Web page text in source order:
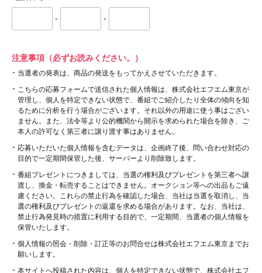
- -
注意事項（必ずお読みください。）
当選者の発表は、商品の発送をもってかえさせていただきます。
こちらの応募フォームで送信された個人情報は、株式会社エフエム東京が
管理し、個人を特定できない状態で、番組でご紹介したり全体の傾向を知
るために分析を行う場合がございます。それ以外の用途に使う事はござい
ません。また、法令等より公的機関から開示を求められた場合を除き、ご
本人の許可なく第三者に譲り渡す事はありません。
応募いただいた個人情報を含むデータは、企画終了後、問い合わせ対応の
目的で一定期間保管した後、サーバーより削除致します。
番組プレゼントにつきましては、当選の権利及びプレゼントを第三者へ譲
渡し、換金・転売することはできません。オークション等への出品もご遠
慮ください。これらの禁止行為を確認した場合、当社は当選を取消し、当
選の権利及びプレゼントの返還を求める場合があります。なお、当社は、
禁止行為発見時の措置に利用する目的で、一定期間、当選者の個人情報を
保管いたします。
個人情報の照会・削除・訂正等のお問合せは株式会社エフエム東京までお
願いします。
本サイトへ投稿された内容は、個人を特定できない状態で、株式会社エフ